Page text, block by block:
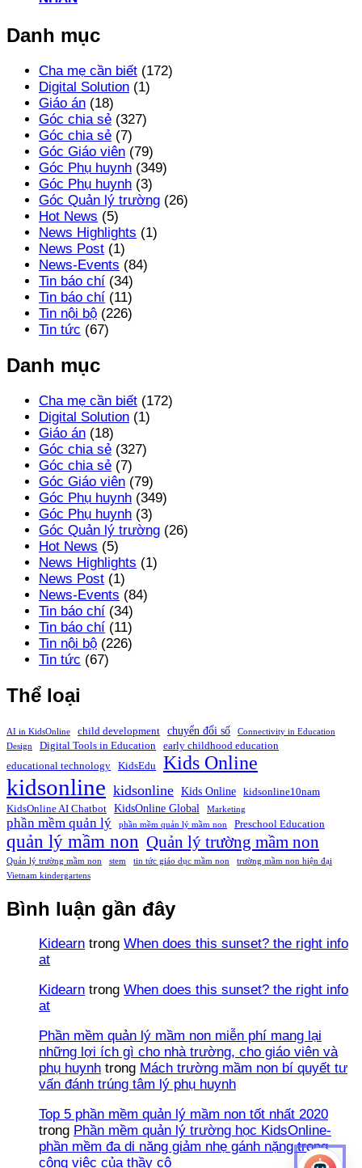
Danh mục
Cha mẹ cần biết (172)
Digital Solution (1)
Giáo án (18)
Góc chia sẻ (327)
Góc chia sẻ (7)
Góc Giáo viên (79)
Góc Phụ huynh (349)
Góc Phụ huynh (3)
Góc Quản lý trường (26)
Hot News (5)
News Highlights (1)
News Post (1)
News-Events (84)
Tin báo chí (34)
Tin báo chí (11)
Tin nội bộ (226)
Tin tức (67)
Danh mục
Cha mẹ cần biết (172)
Digital Solution (1)
Giáo án (18)
Góc chia sẻ (327)
Góc chia sẻ (7)
Góc Giáo viên (79)
Góc Phụ huynh (349)
Góc Phụ huynh (3)
Góc Quản lý trường (26)
Hot News (5)
News Highlights (1)
News Post (1)
News-Events (84)
Tin báo chí (34)
Tin báo chí (11)
Tin nội bộ (226)
Tin tức (67)
Thể loại
AI in KidsOnline child development chuyển đổi số
Connectivity in Education
Design
Digital Tools in Education
early childhood education
educational technology
KidsEdu Kids Online
kidsonline kidsonline Kids Online
kidsonline10nam
KidsOnline AI Chatbot
KidsOnline Global Marketing
phần mềm quản lý phần mềm quản lý mầm non Preschool Education
quản lý mầm non Quản lý trường mầm non
Quản lý trường mầm non stem tin tức giáo dục mầm non
trường mầm non hiện đại
Vietnam kindergartens
Bình luận gần đây
Kidearn trong When does this sunset? the right info
at
Kidearn trong When does this sunset? the right info
at
Phần mềm quản lý mầm non miễn phí mang lại
những lợi ích gì cho nhà trường, cho giáo viên và
phụ huynh trong Mách trường mầm non bí quyết tư
vấn đánh trúng tâm lý phụ huynh
Top 5 phần mềm quản lý mầm non tốt nhất 2020
trong Phần mềm quản lý trường học KidsOnline-
phần mềm đa di năng giảm nhẹ gánh nặng trong
công việc của thầy cô